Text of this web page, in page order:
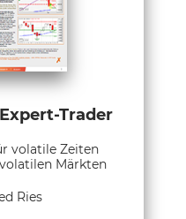
Trader
volatile Zeiten
Märkten
Ries